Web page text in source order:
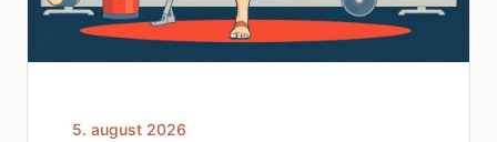
5. august 2026